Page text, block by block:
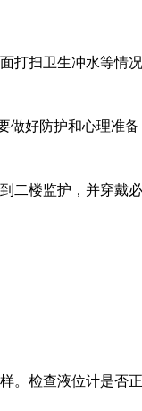
打扫卫生冲水等情况
做好防护和心理准
二楼监护，并穿戴
检查液位计是否